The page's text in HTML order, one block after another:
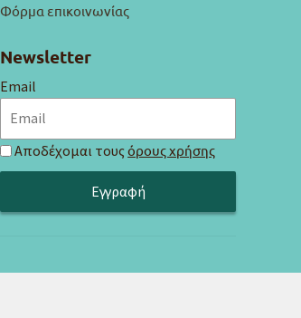
Φόρμα επικοινωνίας
Newsletter
Email
Αποδέχομαι τουςόρους χρήσης